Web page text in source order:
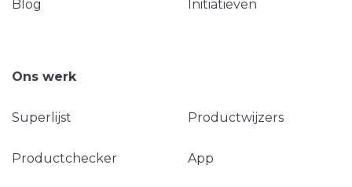
Blog Initiatieven
Ons werk
Superlijst Productwijzers
Productchecker App